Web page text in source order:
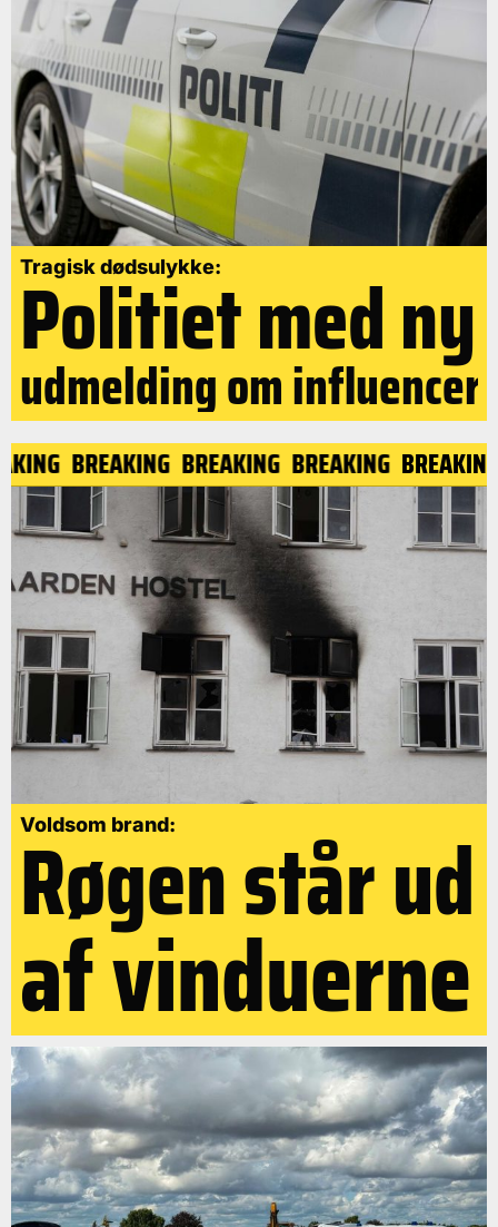
Tragisk dødsulykke:
Politiet med ny
udmelding om influencer
BREAKING BREAKING BREAKING
Voldsom brand:
Røgen står ud
af vinduerne